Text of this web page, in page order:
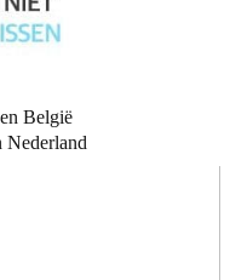
België
Nederland